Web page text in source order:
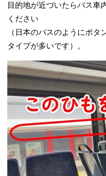
目的地が近づいたらバス車
ください
（日本のバスのようにボタ
タイプが多いです）。